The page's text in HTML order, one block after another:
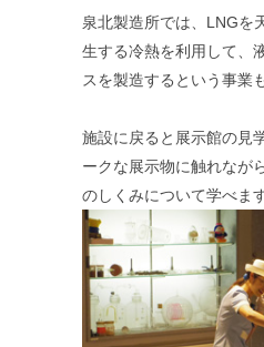
泉北製造所では、LNGを
生する冷熱を利用して、
スを製造するという事業
施設に戻ると展示館の見
ークな展示物に触れなが
のしくみについて学べま